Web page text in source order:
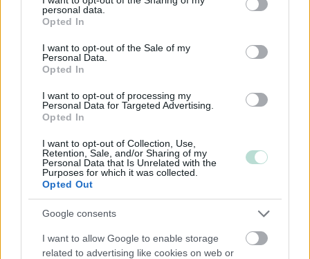
grant or deny consent to Google and its third-party tags to
use your data for below specified purposes in below Google
consent section.
personal data.
Opted In
I want to opt-out of the Sale of my
Personal Data.
Opted In
I want to opt-out of processing my
Personal Data for Targeted Advertising.
Opted In
I want to opt-out of Collection, Use,
Retention, Sale, and/or Sharing of my
Personal Data that Is Unrelated with the
Purposes for which it was collected.
Opted Out
Google consents
I want to allow Google to enable storage
related to advertising like cookies on web or
Avoin yhtiö
Toiminimi
Toimiala
Informaatio ja viestintä
Kuljetusliike­toiminta
Majoitus- ja ravitsemistoiminta
Palveluliiketoiminta
Teollisuus
Terveys- ja sosiaalipalvelut